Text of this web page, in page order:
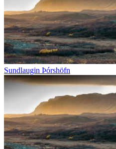
Sundlaugin Þórshöfn